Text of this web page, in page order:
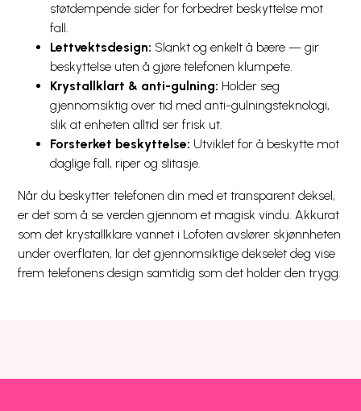
støtdempende sider for forbedret beskyttelse mot
fall.
Lettvektsdesign: Slankt og enkelt å bære — gir
beskyttelse uten å gjøre telefonen klumpete.
Krystallklart & anti-gulning: Holder seg
gjennomsiktig over tid med anti-gulningsteknologi,
slik at enheten alltid ser frisk ut.
Forsterket beskyttelse: Utviklet for å beskytte mot
daglige fall, riper og slitasje.
Når du beskytter telefonen din med et transparent deksel,
er det som å se verden gjennom et magisk vindu. Akkurat
som det krystallklare vannet i Lofoten avslører skjønnheten
under overflaten, lar det gjennomsiktige dekselet deg vise
frem telefonens design samtidig som det holder den trygg.